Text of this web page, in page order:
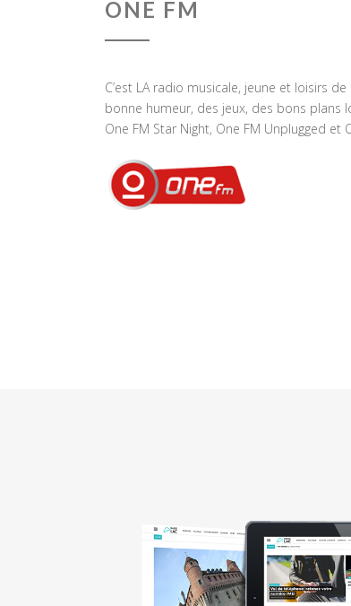
ONE FM
C’est LA radio musicale, jeune et loisirs
bonne humeur, des jeux, des bons plans
One FM Star Night, One FM Unplugged et